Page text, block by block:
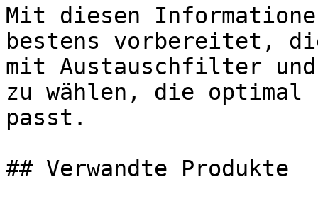
Mit diesen
bestens vorbereitet,
mit Austauschfilter
zu wählen, die optimal
passt.
## Verwandte Produkte